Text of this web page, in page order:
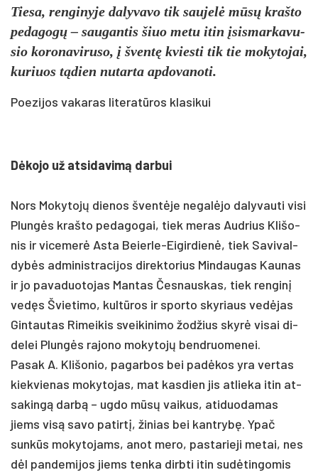
Tie­sa, ren­gi­ny­je da­ly­va­vo tik sau­jelė mūsų kraš­to
pe­da­gogų – sau­gan­tis šiuo me­tu itin įsis­mar­ka­vu­
sio ko­ro­na­vi­ru­so, į šventę kvies­ti tik tie mo­ky­to­jai,
ku­riuos tądien nu­tar­ta ap­do­va­no­ti.
Poezijos vakaras literatūros klasikui
Dėko­jo už at­si­da­vimą dar­bui
Nors Mo­ky­tojų die­nos šventė­je ne­galė­jo da­ly­vau­ti vi­si
Plungės kraš­to pe­da­go­gai, tiek me­ras Aud­rius Kli­šo­
nis ir vi­ce­merė As­ta Beier­le-Ei­gir­dienė, tiek Sa­vi­val­
dybės ad­mi­nist­ra­ci­jos di­rek­to­rius Min­dau­gas Kau­nas
ir jo pa­va­duo­to­jas Man­tas Čes­naus­kas, tiek ren­ginį
vedęs Švie­ti­mo, kultū­ros ir spor­to sky­riaus vedė­jas
Gin­tau­tas Ri­mei­kis svei­ki­ni­mo žod­žius skyrė vi­sai di­
de­lei Plungės ra­jo­no mo­ky­tojų bend­ruo­me­nei.
Pa­sak A. Kli­šo­nio, pa­gar­bos bei pa­dėkos yra ver­tas
kiek­vie­nas mo­ky­to­jas, mat kas­dien jis at­lie­ka itin at­
sa­kingą darbą – ug­do mūsų vai­kus, ati­duo­da­mas
jiems visą sa­vo pa­tirtį, ži­nias bei kant­rybę. Ypač
sunkūs mo­ky­to­jams, anot me­ro, pa­sta­rie­ji me­tai, nes
dėl pan­de­mi­jos jiems ten­ka dirb­ti itin su­dėtin­go­mis